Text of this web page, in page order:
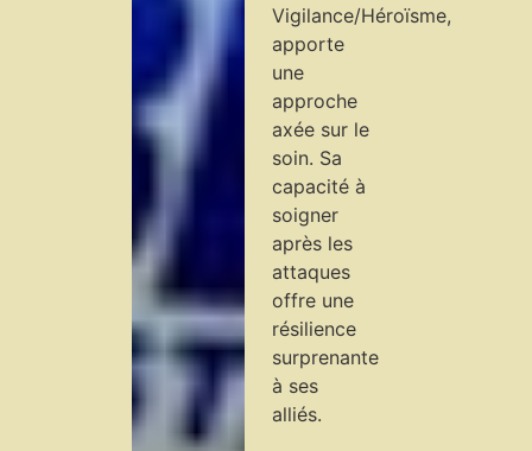
Vigilance/Héroïsme,
apporte
une
approche
axée sur le
soin. Sa
capacité à
soigner
après les
attaques
offre une
résilience
surprenante
à ses
alliés.